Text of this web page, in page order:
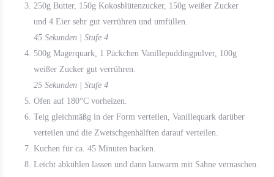
250g Butter, 150g Kokosblütenzucker, 150g weißer Zucker
und 4 Eier sehr gut verrühren und umfüllen.
45 Sekunden | Stufe 4
500g Magerquark, 1 Päckchen Vanillepuddingpulver, 100g
weißer Zucker gut verrühren.
25 Sekunden | Stufe 4
Ofen auf 180°C vorheizen.
Teig gleichmäßg in der Form verteilen, Vanillequark darüber
verteilen und die Zwetschgenhälften darauf verteilen.
Kuchen für ca. 45 Minuten backen.
Leicht abkühlen lassen und dann lauwarm mit Sahne vernaschen.